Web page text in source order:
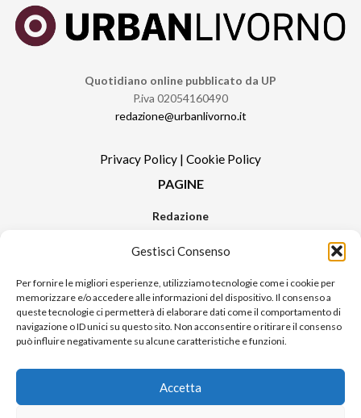
Gestisci Consenso
Per fornire le migliori esperienze, utilizziamo tecnologie come i cookie per
memorizzare e/o accedere alle informazioni del dispositivo. Il consenso a
queste tecnologie ci permetterà di elaborare dati come il comportamento di
navigazione o ID unici su questo sito. Non acconsentire o ritirare il consenso
può influire negativamente su alcune caratteristiche e funzioni.
Accetta
Quotidiano online pubblicato da UP
P.iva 02054160490
redazione@urbanlivorno.it
Privacy Policy | Cookie Policy
PAGINE
Redazione
Pubblicità
Sitemap
RUBRICHE
Notizie in Primo Piano
Urban Video
Livorno FAQs